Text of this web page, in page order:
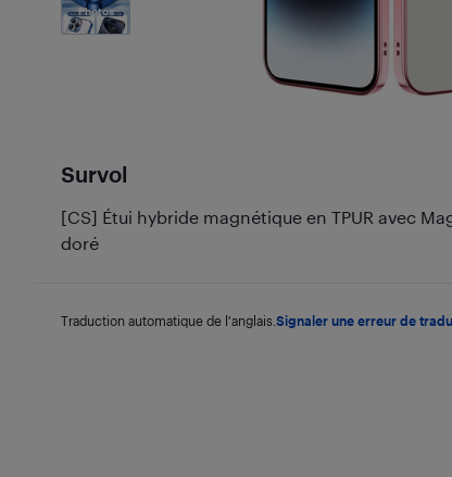
Photos
Survol
[CS] Étui hybride magnétique en TPUR avec
doré
Traduction automatique de l'anglais. Signaler une erreur de